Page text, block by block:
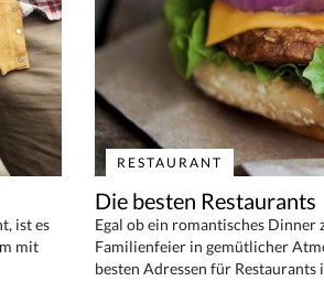
ist es
mit
RESTAURANT
Die besten Restaurants
Egal ob ein romantisches Dinner
Familienfeier in gemütlicher
besten Adressen für Restaurants